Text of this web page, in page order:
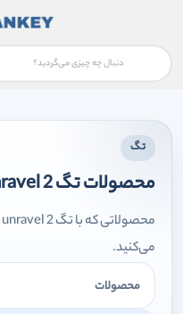
تگ
محصولات تگ unravel 2
می‌کنید.
محصولات